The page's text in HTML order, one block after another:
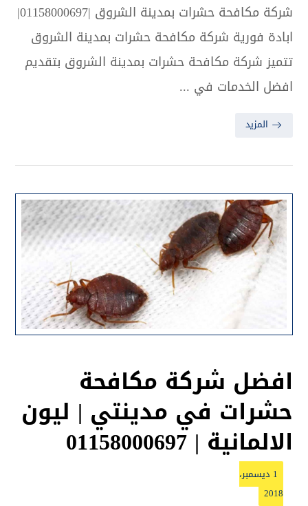
شركة مكافحة حشرات بمدينة الشروق |01158000697|
ابادة فورية شركة مكافحة حشرات بمدينة الشروق
تتميز شركة مكافحة حشرات بمدينة الشروق بتقديم
افضل الخدمات في ...
المزيد
افضل شركة مكافحة
حشرات في مدينتي | ليون
الالمانية | 01158000697
1 ديسمبر،
2018